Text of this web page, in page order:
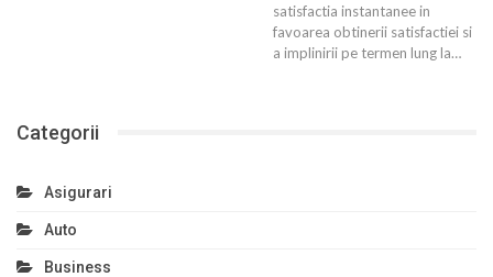
satisfactia instantanee in
favoarea obtinerii satisfactiei si
a implinirii pe termen lung la…
Categorii
Asigurari
Auto
Business